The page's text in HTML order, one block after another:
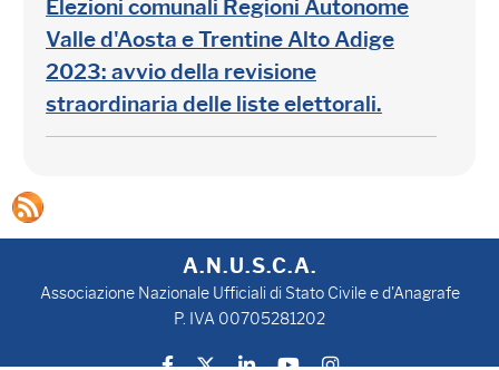
Elezioni comunali Regioni Autonome
Valle d'Aosta e Trentine Alto Adige
2023: avvio della revisione
straordinaria delle liste elettorali.
A.N.U.S.C.A.
Associazione Nazionale Ufficiali di Stato Civile e d'Anagrafe
P. IVA 00705281202